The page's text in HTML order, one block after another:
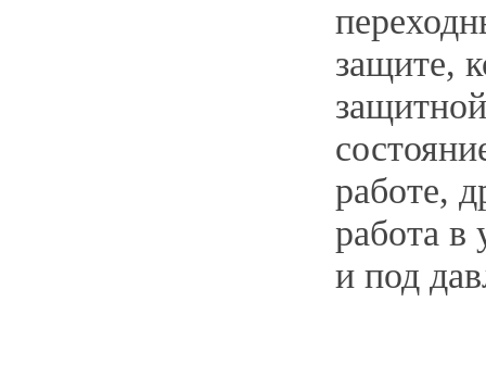
защите,
работе,
работа в
и под